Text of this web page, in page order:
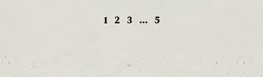
1 2 3 … 5